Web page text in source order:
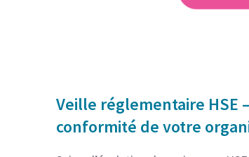
Veille réglementaire HSE
conformité de votre